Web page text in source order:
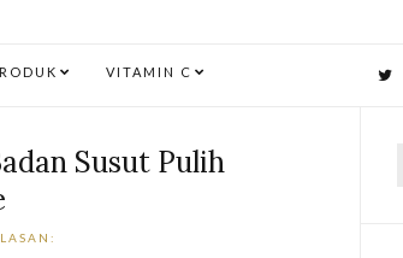
VITAMIN C
Susut Pulih